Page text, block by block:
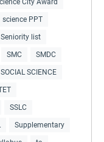
City Award
science PPT
Seniority list
SMC SMDC
SOCIAL SCIENCE
SSLC
Supplementary